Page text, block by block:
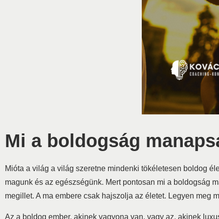
Mi a boldogság
Mióta a világ a világ szeretne mindenki tökéletesen boldog
magunk és az egészségünk. Mert pontosan mi a boldogság
megillet. A ma embere csak hajszolja az életet. Legyen meg
Az a boldog ember, akinek vagyona van, vagy az, akinek